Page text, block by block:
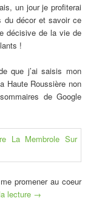
un jour je profiterai
du décor et savoir ce
décisive de la vie de
!
que j’ai saisis mon
Haute Roussière non
de Google
promener au coeur
lecture →